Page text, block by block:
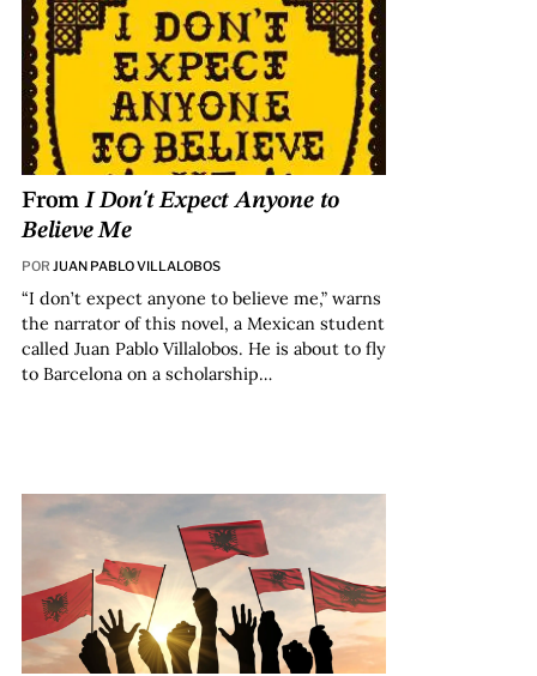
FromI Don't Expect Anyone to
Believe Me
POR JUAN PABLO VILLALOBOS
“I don’t expect anyone to believe me,” warns
the narrator of this novel, a Mexican student
called Juan Pablo Villalobos. He is about to fly
to Barcelona on a scholarship…